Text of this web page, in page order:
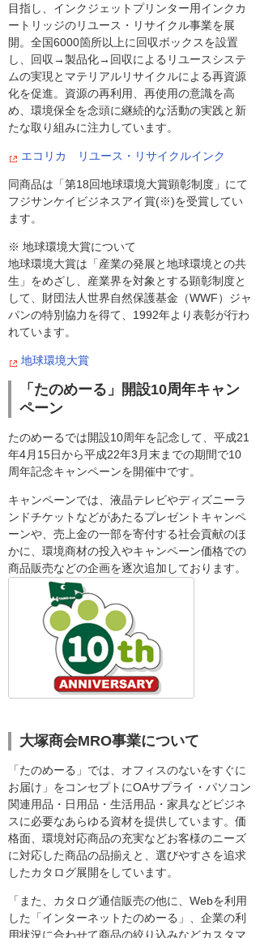
目指し、インクジェットプリンター用インクカ
ートリッジのリユース・リサイクル事業を展
開。全国6000箇所以上に回収ボックスを設置
し、回収→製品化→回収によるリユースシステ
ムの実現とマテリアルリサイクルによる再資源
化を促進。資源の再利用、再使用の意識を高
め、環境保全を念頭に継続的な活動の実践と新
たな取り組みに注力しています。
エコリカ リユース・リサイクルインク
同商品は「第18回地球環境大賞顕彰制度」にて
フジサンケイビジネスアイ賞(※)を受賞してい
ます。
※ 地球環境大賞について
地球環境大賞は「産業の発展と地球環境との共
生」をめざし、産業界を対象とする顕彰制度と
して、財団法人世界自然保護基金（WWF）ジャ
パンの特別協力を得て、1992年より表彰が行わ
れています。
地球環境大賞
「たのめーる」開設10周年キャン
ペーン
たのめーるでは開設10周年を記念して、平成21
年4月15日から平成22年3月末までの期間で10
周年記念キャンペーンを開催中です。
キャンペーンでは、液晶テレビやディズニーラ
ンドチケットなどがあたるプレゼントキャンペ
ーンや、売上金の一部を寄付する社会貢献のほ
かに、環境商材の投入やキャンペーン価格での
商品販売などの企画を逐次追加しております。
大塚商会MRO事業について
「たのめーる」では、オフィスのないをすぐに
お届け」をコンセプトにOAサプライ・パソコン
関連用品・日用品・生活用品・家具などビジネ
スに必要なあらゆる資材を提供しています。価
格面、環境対応商品の充実などお客様のニーズ
に対応した商品の品揃えと、選びやすさを追求
したカタログ展開をしています。
「また、カタログ通信販売の他に、Webを利用
した「インターネットたのめーる」、企業の利
用状況に合わせて商品の絞り込みなどカスタマ